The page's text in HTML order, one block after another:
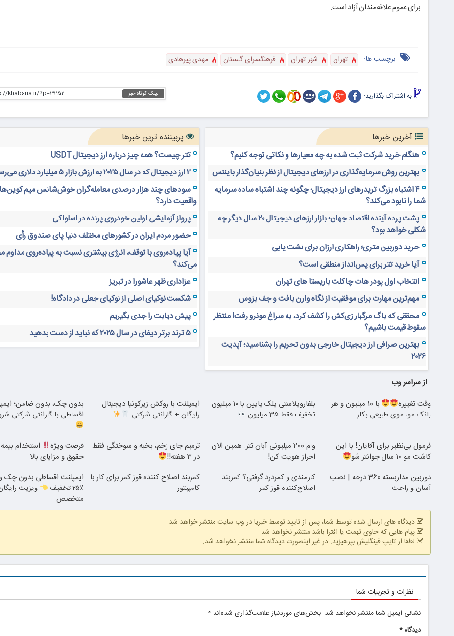
برای عموم علاقه‌مندان آزاد است.
برچسب ها: تهران شهر تهران فرهنگسرای گلستان مهدی پیرهادی
به اشتراک بگذارید: لینک کوتاه خبر: khabaria.ir/?p=3252
آخرین خبرها
هنگام خرید شرکت ثبت شده به چه معیارها و نکاتی توجه کنیم؟
بهترین روش سرمایه‌گذاری در ارزهای دیجیتال از نظر بنیان‌گذار بایننس
۴ اشتباه بزرگ تریدرهای ارز دیجیتال؛ چگونه چند اشتباه ساده سرمایه
شما را نابود می‌کند؟
پشت پرده آینده اقتصاد جهان؛ بازار ارزهای دیجیتال ۲۰ سال دیگر چه
شکلی خواهد بود؟
خرید دوربین متری؛ راهکاری ارزان برای نشت یابی
آیا خرید تتر برای پس‌انداز منطقی است؟
انتخاب اول پودر هات چاکلت باریستا های تهران
مهم‌ترین مهارت برای موفقیت از نگاه وارن بافت و جف بزوس
محققی که باگ مرگبار زی‌کش را کشف کرد، به سراغ مونرو رفت! منتظر
سقوط قیمت باشیم؟
بهترین صرافی ارز دیجیتال خارجی بدون تحریم را بشناسید؛ آپدیت
۲۰۲۶
پربیننده ترین خبرها
تتر چیست؟ همه چیز درباره ارز دیجیتال USDT
۲ ارز دیجیتال که در سال ۲۰۲۵ به ارزش بازار ۵ میلیارد دلاری می‌رسند
سودهای چند هزار درصدی معامله‌گران خوش‌شانس میم
واقعیت دارد؟
پرواز آزمایشی اولین خودروی پرنده در اسلواکی
حضور مردم ایران در کشورهای مختلف دنیا پای صندوق رأی
آیا پیاده‌روی با توقف، انرژی بیشتری نسبت به پیاده‌روی
می‌کند؟
عزاداری ظهر عاشورا در تبریز
شکست نوکیای اصلی از نوکیای جعلی در دادگاه!
پیش دیابت را جدی بگیریم
۵ ترند برتر دیفای در سال ۲۰۲۵ که نباید از دست بدهید
از سراسر وب
وقت تغییره
با 10 میلیون و هر
بانک مو، موی طبیعی بکار
بلفاروپلاستی پلک پایین با ۱۰ میلیون
تخفیف فقط 3۵ میلیون
ایمپلنت با روکش زیرکونیا دیجیتال
رایگان + گارانتی شرکتی
بدون چک، بدون ضامن؛
اقساطی با گارانتی شرکتی
فرمول بی‌نظیر برای آقایان! با این
کاشت مو 10 سال جوانتر شو
وام 200 میلیونی آبان تتر. همین الان
احراز هویت کن!
ترمیم جای زخم، بخیه و سوختگی فقط
در 3 هفته!!
فرصت ویژه
استخدام
حقوق و مزایای بالا
دوربین مداربسته 360 درجه | نصب
آسان و راحت
کارمندی و کمردرد گرفتی؟ کمربند
اصلاح‌کننده قوز کمر
کمربند اصلاح کننده قوز کمر برای کار با
کامپیتور
ایمپلنت اقساطی بدون چک
٪۲۵ تخفیف
ویزیت
متخصص
دیدگاه های ارسال شده توسط شما، پس از تایید توسط خبریا در وب سایت منتشر خواهد شد
پیام هایی که حاوی تهمت یا افترا باشد منتشر نخواهد شد.
لطفا از تایپ فینگلیش بپرهیزید. در غیر اینصورت دیدگاه شما منتشر نخواهد شد.
نظرات و تجربیات شما
نشانی ایمیل شما منتشر نخواهد شد. بخش‌های موردنیاز علامت‌گذاری شده‌اند *
دیدگاه*